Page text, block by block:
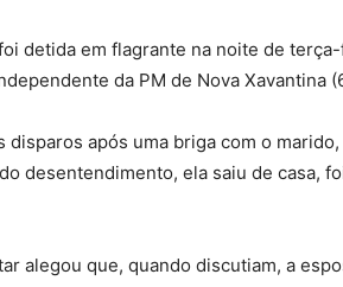
detida em flagrante na noite de
da PM de Nova Xavantina
após uma briga com o
desentendimento, ela saiu de casa,
alegou que, quando discutiam, a